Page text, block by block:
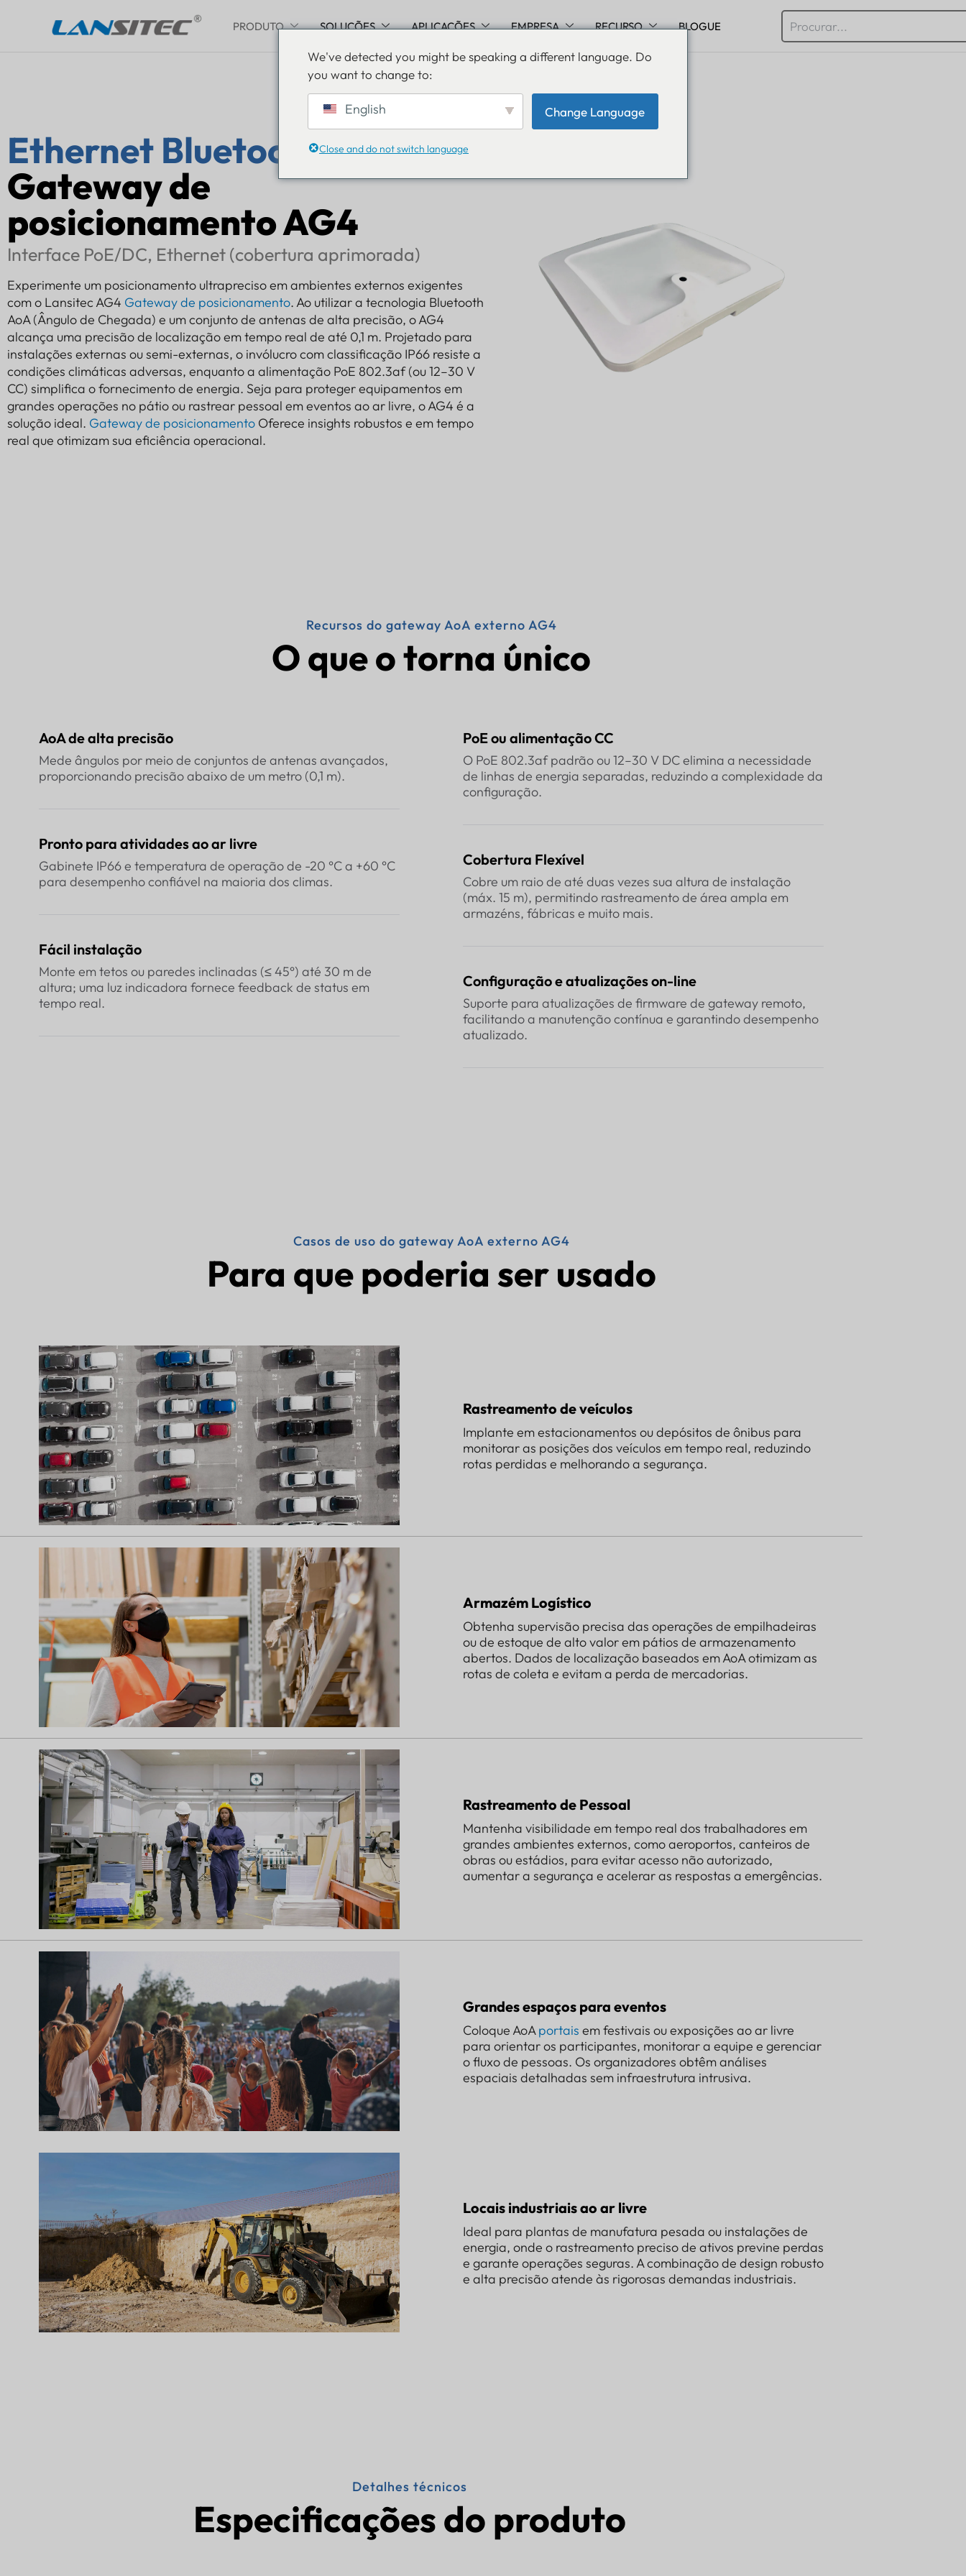
PRODUTO SOLUÇÕES APLICAÇÕES EMPRESA RECURSO BLOGUE
Ethernet Bluetooth AoA
Gateway de
posicionamento AG4
Interface PoE/DC, Ethernet (cobertura aprimorada)
Experimente um posicionamento ultrapreciso em ambientes externos exigentes
com o Lansitec AG4 Gateway de posicionamento. Ao utilizar a tecnologia Bluetooth
AoA (Ângulo de Chegada) e um conjunto de antenas de alta precisão, o AG4
alcança uma precisão de localização em tempo real de até 0,1 m. Projetado para
instalações externas ou semi-externas, o invólucro com classificação IP66 resiste a
condições climáticas adversas, enquanto a alimentação PoE 802.3af (ou 12–30 V
CC) simplifica o fornecimento de energia. Seja para proteger equipamentos em
grandes operações no pátio ou rastrear pessoal em eventos ao ar livre, o AG4 é a
solução ideal. Gateway de posicionamento Oferece insights robustos e em tempo
real que otimizam sua eficiência operacional.
Recursos do gateway AoA externo AG4
O que o torna único
AoA de alta precisão
Mede ângulos por meio de conjuntos de antenas avançados,
proporcionando precisão abaixo de um metro (0,1 m).
Pronto para atividades ao ar livre
Gabinete IP66 e temperatura de operação de -20 °C a +60 °C
para desempenho confiável na maioria dos climas.
Fácil instalação
Monte em tetos ou paredes inclinadas (≤ 45°) até 30 m de
altura; uma luz indicadora fornece feedback de status em
tempo real.
PoE ou alimentação CC
O PoE 802.3af padrão ou 12–30 V DC elimina a necessidade
de linhas de energia separadas, reduzindo a complexidade da
configuração.
Cobertura Flexível
Cobre um raio de até duas vezes sua altura de instalação
(máx. 15 m), permitindo rastreamento de área ampla em
armazéns, fábricas e muito mais.
Configuração e atualizações on-line
Suporte para atualizações de firmware de gateway remoto,
facilitando a manutenção contínua e garantindo desempenho
atualizado.
Casos de uso do gateway AoA externo AG4
Para que poderia ser usado
Rastreamento de veículos
Implante em estacionamentos ou depósitos de ônibus para
monitorar as posições dos veículos em tempo real, reduzindo
rotas perdidas e melhorando a segurança.
Armazém Logístico
Obtenha supervisão precisa das operações de empilhadeiras
ou de estoque de alto valor em pátios de armazenamento
abertos. Dados de localização baseados em AoA otimizam as
rotas de coleta e evitam a perda de mercadorias.
Rastreamento de Pessoal
Mantenha visibilidade em tempo real dos trabalhadores em
grandes ambientes externos, como aeroportos, canteiros de
obras ou estádios, para evitar acesso não autorizado,
aumentar a segurança e acelerar as respostas a emergências.
Grandes espaços para eventos
Coloque AoAportais em festivais ou exposições ao ar livre
para orientar os participantes, monitorar a equipe e gerenciar
o fluxo de pessoas. Os organizadores obtêm análises
espaciais detalhadas sem infraestrutura intrusiva.
Locais industriais ao ar livre
Ideal para plantas de manufatura pesada ou instalações de
energia, onde o rastreamento preciso de ativos previne perdas
e garante operações seguras. A combinação de design robusto
e alta precisão atende às rigorosas demandas industriais.
Detalhes técnicos
Especificações do produto
We've detected you might be speaking a different language. Do
you want to change to:
English Change Language
Close and do not switch language